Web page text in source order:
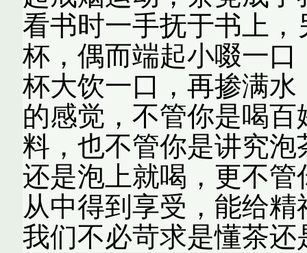
看书时一手抚于书上
杯，偶而端起小啜一
杯大饮一口，再掺满
的感觉，不管你是喝
料，也不管你是讲究
还是泡上就喝，更不
从中得到享受，能给
我们不必苛求是懂茶还